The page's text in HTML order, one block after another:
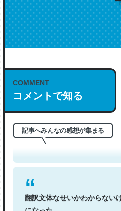
COMMENT
コメントで知る
記事へみんなの感想が集まる
これは名文。彼はとてもクレ
もお勧め。自分はこの流れ
─今のこの状況が信じられるかい？
翻訳文体なせいかわからない
になった